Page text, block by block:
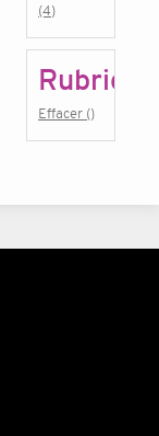
(4)
Rubrique
Effacer ()